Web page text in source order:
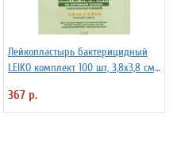
Лейкопластырь бактерицидный
LEIKO комплект 100 шт, 3,8х3,8 см,
цвета, 213872
367 р.